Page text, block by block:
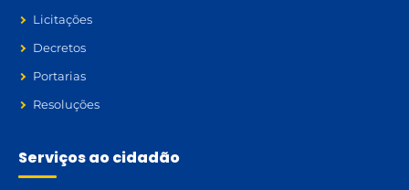
Licitações
Decretos
Portarias
Resoluções
Serviços ao cidadão